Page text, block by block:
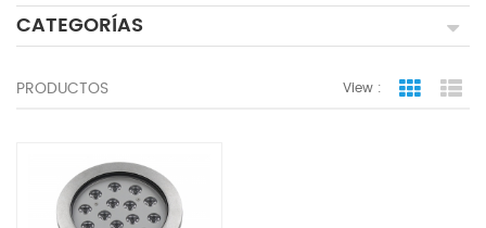
CATEGORÍAS
PRODUCTOS View : Grid View